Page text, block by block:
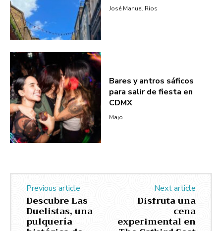
José Manuel Ríos
Bares y antros sáficos
para salir de fiesta en
CDMX
Majo
Previous article
Descubre Las
Duelistas, una
pulquería
Next article
Disfruta una
cena
experimental en